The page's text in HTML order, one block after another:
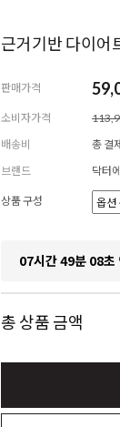
근거기반 다이어
판매가격
소비자가격
배송비
총 결
브랜드
닥터
상품 구성
07시간 49분 07초
총 상품 금액